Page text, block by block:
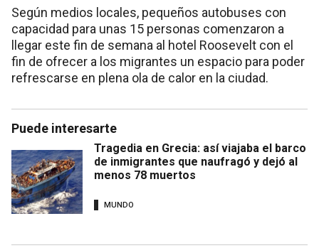
Según medios locales, pequeños autobuses con
capacidad para unas 15 personas comenzaron a
llegar este fin de semana al hotel Roosevelt con el
fin de ofrecer a los migrantes un espacio para poder
refrescarse en plena ola de calor en la ciudad.
Puede interesarte
Tragedia en Grecia: así viajaba el barco
de inmigrantes que naufragó y dejó al
menos 78 muertos
MUNDO